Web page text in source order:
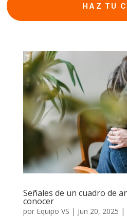
HAZ TU
Señales de un cuadro de
conocer
por Equipo VS | Jun 20, 2025 |